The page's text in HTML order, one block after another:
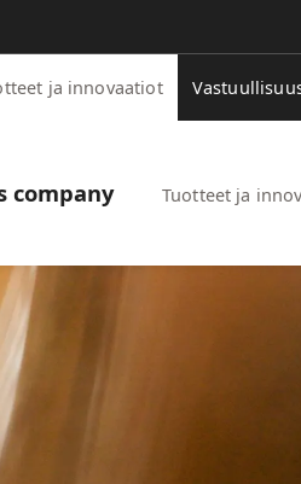
ja innovaatiot
company Tuotteet ja